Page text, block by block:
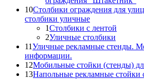
10Столбики ограждения для
столбики уличные
1Столбики с лентой
2Уличные столбики
11Уличные рекламные стенды.
информации.
12Мобильные стойки (стенды)
13Напольные рекламные стойки